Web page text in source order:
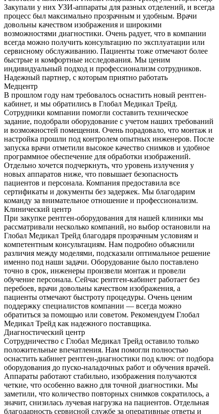
Закупали у них УЗИ-аппараты для разных отделений, и всегда
процесс был максимально прозрачным и удобным. Врачи
довольны качеством изображения и широкими
возможностями диагностики. Очень радует, что в компании
всегда можно получить консультацию по эксплуатации или
сервисному обслуживанию. Пациенты тоже отмечают более
быстрые и комфортные исследования. Мы ценим
индивидуальный подход и профессионализм сотрудников.
Надежный партнер, с которым приятно работать
Медцентр
В прошлом году нам требовалось оснастить новый рентген-
кабинет, и мы обратились в Глобал Медикал Трейд.
Сотрудники компании помогли составить техническое
задание, подобрали оборудование с учетом наших требований
и возможностей помещения. Очень порадовало, что монтаж и
настройка прошли под контролем опытных инженеров. После
запуска врачи отметили высокое качество снимков и удобное
программное обеспечение для обработки изображений.
Отдельно хочется подчеркнуть, что уровень излучения у
новых аппаратов ниже, что повышает безопасность
пациентов и персонала. Компания предоставила все
сертификаты и документы без задержек. Мы благодарим
команду за внимательное отношение и профессионализм.
Клинический центр
При закупке рентген-оборудования для нашей клиники мы
рассматривали несколько компаний, но выбор остановили на
Глобал Медикал Трейд благодаря прозрачным условиям и
компетентным консультациям. Нам подробно объяснили
различия между моделями, подсказали оптимальное решение
именно под наши задачи. Оборудование было поставлено
точно в срок, инженеры произвели монтаж и провели
обучение персонала. Сейчас рентген-кабинет работает без
перебоев, врачи довольны качеством изображения, а
пациенты отмечают быстроту процедуры. Очень ценим
поддержку специалистов компании — всегда можно
обратиться за помощью или советом. Рекомендуем Глобал
Медикал Трейд как надежного поставщика.
Диагностический центр
Сотрудничество с Глобал Медикал Трейд оставило только
положительные впечатления. Нам помогли полностью
оснастить кабинет рентген-диагностики под ключ: от подбора
оборудования до пуско-наладочных работ и обучения врачей.
Аппараты работают стабильно, изображения получаются
четкие, что особенно важно для точной диагностики. Мы
заметили, что количество повторных снимков сократилось, а
значит, снизилась лучевая нагрузка на пациентов. Отдельная
благодарность сервисной службе за оперативные ответы и